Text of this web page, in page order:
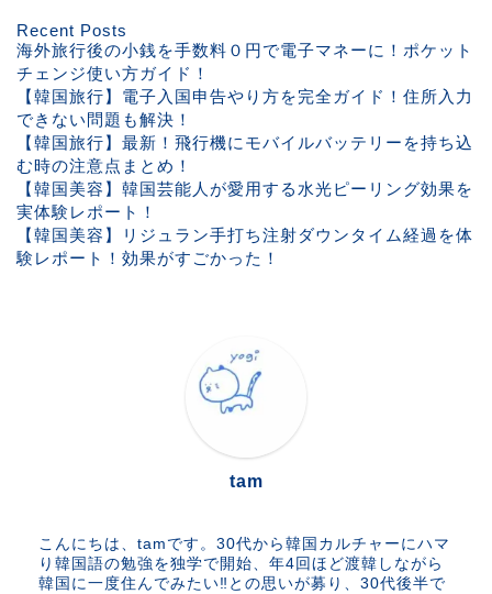
Recent Posts
海外旅行後の小銭を手数料０円で電子マネーに！ポケット
チェンジ使い方ガイド！
【韓国旅行】電子入国申告やり方を完全ガイド！住所入力
できない問題も解決！
【韓国旅行】最新！飛行機にモバイルバッテリーを持ち込
む時の注意点まとめ！
【韓国美容】韓国芸能人が愛用する水光ピーリング効果を
実体験レポート！
【韓国美容】リジュラン手打ち注射ダウンタイム経過を体
験レポート！効果がすごかった！
tam
こんにちは、tamです。30代から韓国カルチャーにハマ
り韓国語の勉強を独学で開始、年4回ほど渡韓しながら
韓国に一度住んでみたい‼︎との思いが募り、30代後半で